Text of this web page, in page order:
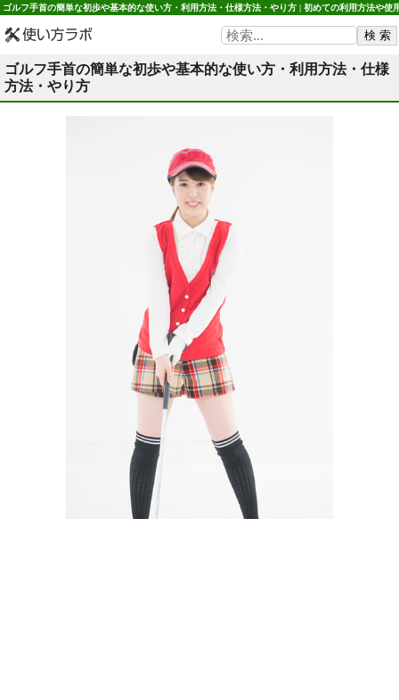
ゴルフ手首の簡単な初歩や基本的な使い方・利用方法・仕様方法・やり方 | 初めての利用方法や使
ゴルフ手首の簡単な初歩や基本的な使い方・利用方法・仕様
方法・やり方